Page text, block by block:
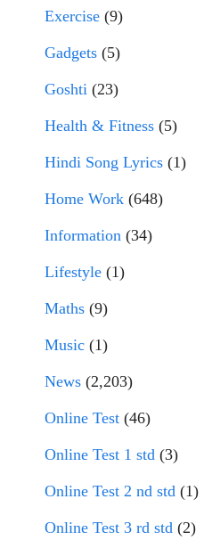
Exercise (9)
Gadgets (5)
Goshti (23)
Health & Fitness (5)
Hindi Song Lyrics (1)
Home Work (648)
Information (34)
Lifestyle (1)
Maths (9)
Music (1)
News (2,203)
Online Test (46)
Online Test 1 std (3)
Online Test 2 nd std (1)
Online Test 3 rd std (2)